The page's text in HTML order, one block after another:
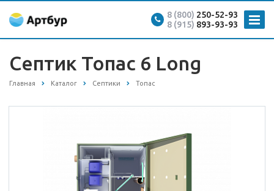
8 (800) 250-52-93
8 (915) 893-93-93
Септик Топас 6 Long
Главная Каталог Септики Топас